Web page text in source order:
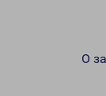
О